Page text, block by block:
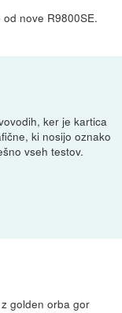
nove R9800SE.
ker je kartica
ki nosijo oznako
vseh testov.
golden orba gor